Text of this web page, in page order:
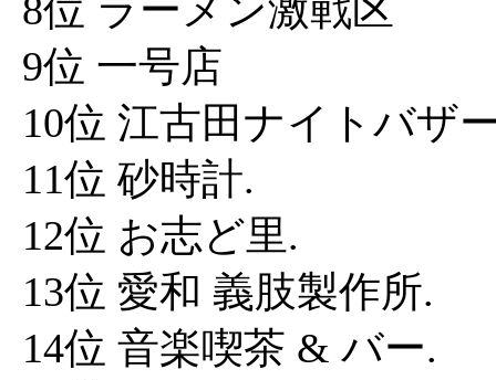
8位 ラーメン激戦区
9位 一号店
10位 江古田ナイトバザ
11位 砂時計.
12位 お志ど里.
13位 愛和 義肢製作所.
14位 音楽喫茶 & バー.